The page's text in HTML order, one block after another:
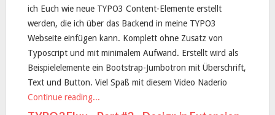
ich Euch wie neue TYPO3 Content-Elemente erstellt
werden, die ich über das Backend in meine TYPO3
Webseite einfügen kann. Komplett ohne Zusatz von
Typoscript und mit minimalem Aufwand. Erstellt wird als
Beispielelemente ein Bootstrap-Jumbotron mit Überschrift,
Text und Button. Viel Spaß mit diesem Video Naderio
Continue reading...